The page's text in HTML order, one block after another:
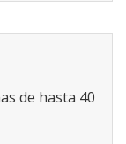
de hasta 40